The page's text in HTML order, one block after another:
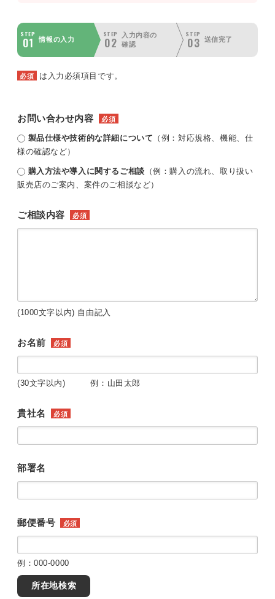
STEP
01 情報の入力
STEP
02
入力内容の
確認
STEP
03 送信完了
必須 は入力必須項目です。
お問い合わせ内容 必須
製品仕様や技術的な詳細について （例：対応規格、機能、仕
様の確認など）
購入方法や導入に関するご相談 （例：購入の流れ、取り扱い
販売店のご案内、案件のご相談など）
ご相談内容 必須
(1000文字以内) 自由記入
お名前 必須
(30文字以内) 例：山田太郎
貴社名 必須
部署名
郵便番号 必須
例：000-0000
所在地検索